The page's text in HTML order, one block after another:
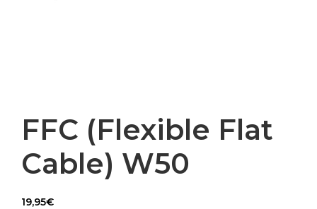
FFC (Flexible Flat
Cable) W50
19,95€